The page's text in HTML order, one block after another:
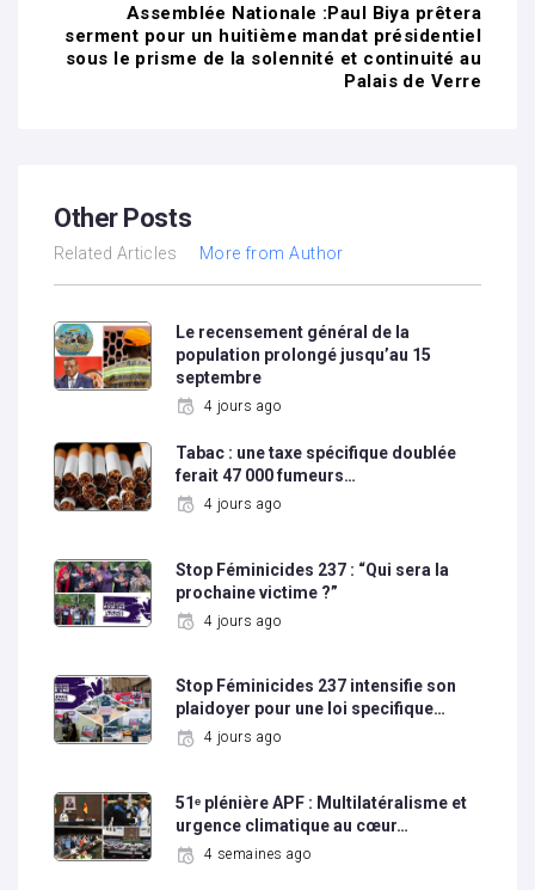
Assemblée Nationale :Paul Biya prêtera
serment pour un huitième mandat présidentiel
sous le prisme de la solennité et continuité au
Palais de Verre
Other Posts
Related Articles More from Author
Le recensement général de la
population prolongé jusqu’au 15
septembre
4 jours ago
Tabac : une taxe spécifique doublée
ferait 47 000 fumeurs…
4 jours ago
Stop Féminicides 237 : “Qui sera la
prochaine victime ?”
4 jours ago
Stop Féminicides 237 intensifie son
plaidoyer pour une loi specifique…
4 jours ago
51ᵉ plénière APF : Multilatéralisme et
urgence climatique au cœur…
4 semaines ago